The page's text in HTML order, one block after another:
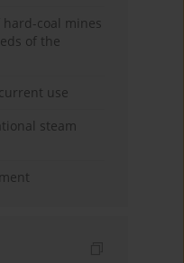
coal mines
of the
use
steam